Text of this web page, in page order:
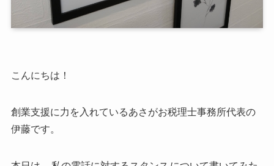
こんにちは！
創業支援に力を入れているあさがお税理士事務所代表の
伊藤です。